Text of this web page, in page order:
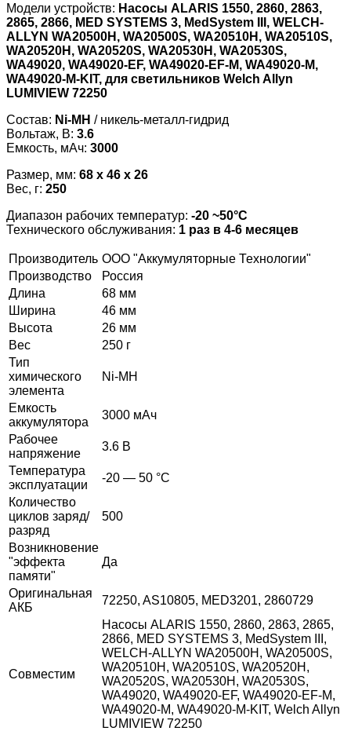
Модели устройств: Насосы ALARIS 1550, 2860, 2863,
2865, 2866, MED SYSTEMS 3, MedSystem III, WELCH-
ALLYN WA20500H, WA20500S, WA20510H, WA20510S,
WA20520H, WA20520S, WA20530H, WA20530S,
WA49020, WA49020-EF, WA49020-EF-M, WA49020-M,
WA49020-M-KIT, для светильников Welch Allyn
LUMIVIEW 72250
Состав: Ni-MH / никель-металл-гидрид
Вольтаж, В: 3.6
Емкость, мАч: 3000
Размер, мм: 68 x 46 x 26
Вес, г: 250
Диапазон рабочих температур: -20 ~50°С
Технического обслуживания: 1 раз в 4-6 месяцев
Производитель ООО "Аккумуляторные Технологии"
Производство
Россия
Длина
68 мм
Ширина
46 мм
Высота
26 мм
Вес
250 г
Тип
химического
элемента
Ni-MH
Емкость
аккумулятора
3000 мАч
Рабочее
напряжение
3.6 В
Температура
эксплуатации
-20 — 50 °C
Количество
циклов заряд/
разряд
500
Возникновение
"эффекта
памяти"
Да
Оригинальная
АКБ
72250, AS10805, MED3201, 2860729
Совместим
Насосы ALARIS 1550, 2860, 2863, 2865,
2866, MED SYSTEMS 3, MedSystem III,
WELCH-ALLYN WA20500H, WA20500S,
WA20510H, WA20510S, WA20520H,
WA20520S, WA20530H, WA20530S,
WA49020, WA49020-EF, WA49020-EF-M,
WA49020-M, WA49020-M-KIT, Welch Allyn
LUMIVIEW 72250